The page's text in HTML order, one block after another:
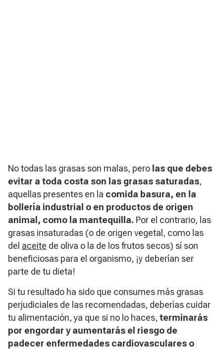
No todas las grasas son malas, pero las que debes
evitar a toda costa son las grasas saturadas,
aquellas presentes en la comida basura, en la
bollería industrial o en productos de origen
animal, como la mantequilla. Por el contrario, las
grasas insaturadas (o de origen vegetal, como las
del aceite de oliva o la de los frutos secos) sí son
beneficiosas para el organismo, ¡y deberían ser
parte de tu dieta!
Si tu resultado ha sido que consumes más grasas
perjudiciales de las recomendadas, deberías cuidar
tu alimentación, ya que si no lo haces, terminarás
por engordar y aumentarás el riesgo de
padecer enfermedades cardiovasculares o